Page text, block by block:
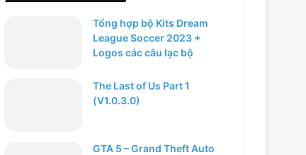
Tổng hợp bộ Kits Dream
League Soccer 2023 +
Logos các câu lạc bộ
The Last of Us Part 1
(V1.0.3.0)
GTA 5 – Grand Theft Auto